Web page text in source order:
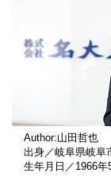
Author:山田哲也
出身／岐阜県岐阜
生年月日／1966年